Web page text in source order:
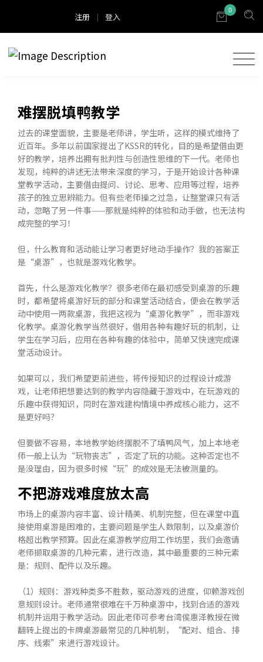
注册 | 登入
0
难摆脱填鸭教学
过去的课堂面貌，主要是老师讲，学生听，这样的模式维持了
近百年。多年以前国家提出了KSSR的转化，目的是希望借由更
好的教学，培养出拥有批判性与创造性思维的下一代。老师也
发现，纯粹的讲述无法带来深度的学习，于是开始设计各种课
堂教学活动，主要借由提问、讨论、思考、应用等过程，培养
孩子的独立思辨能力。但有些老师操之过急，让整堂课只有活
动，忽略了另一件事——那就是纯粹的体验和动手做，也无法构
成完整的学习！
但，什么教育和活动能让学习者更好地动手操作？我的答案正
是“桌游”，也就是游戏化教学。
首先，什么是游戏化教学？很多老师在最初感受到桌游的乐趣
时，都希望将桌游好玩的部分和课堂活动结合，便会在教学活
动中使用一两款桌游，我把这视为“桌游化教学”，而非游戏
化教学。桌游化教学当然很好，借用各种有趣好玩的机制，让
学生在学习后，应用在各种有趣的体验中，简单又快速完成课
堂活动设计。
如果可以，我们希望更前进些，将传授知识的过程设计成游
戏，让老师把想要达到的教学内容隐藏于游戏中，在玩游戏的
乐趣中获得知识，同时在游戏建构情境中养成核心能力，这不
是更好吗？
但要做不容易，本地教学始终摆脱不了填鸭风气，加上本地老
师一般上认为“玩物丧志”，否定了玩的功能。这种否定也不
是没理由，因为很多时候“玩”的成效是无法被测量的。
不把游戏难度放太高
市场上的桌游内容丰富、设计精美、机制完整，但在课堂中直
接使用桌游是困难的，主要问题是学生人数限制，以及桌游价
格超出教学预算。因此在桌游教学应用工作坊里，我们会邀请
老师撷取桌游的几种元素，进行改造，其中最重要的三种元素
是：规则、配件以及乐趣。
（1）规则：游戏种类多不胜数，驱动游戏的进度，仰赖游戏创
意规则设计。老师通常很难在千万种桌游中，找到合适的游戏
机制并运用于教学活动。因此老师可参考台湾侯惠泽教授在微
翻转上提出的卡牌桌游最常见的几种机制，“配对、组合、排
序、线索”来进行游戏设计。